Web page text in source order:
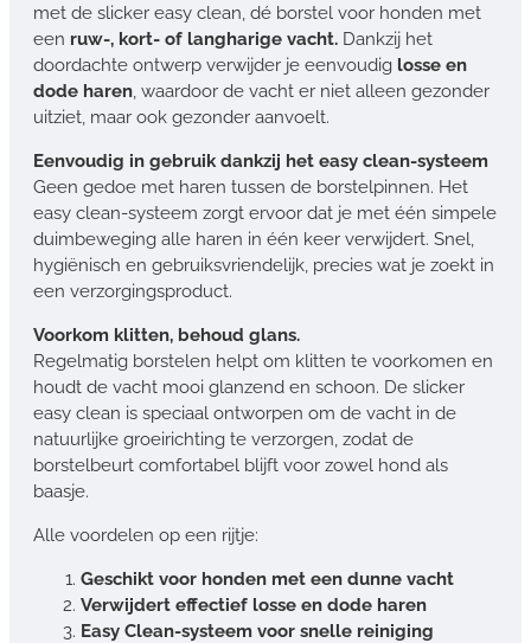
met de slicker easy clean, dé borstel voor honden met
een ruw-, kort- of langharige vacht. Dankzij het
doordachte ontwerp verwijder je eenvoudig losse en
dode haren, waardoor de vacht er niet alleen gezonder
uitziet, maar ook gezonder aanvoelt.
Eenvoudig in gebruik dankzij het easy clean-systeem
Geen gedoe met haren tussen de borstelpinnen. Het
easy clean-systeem zorgt ervoor dat je met één simpele
duimbeweging alle haren in één keer verwijdert. Snel,
hygiënisch en gebruiksvriendelijk, precies wat je zoekt in
een verzorgingsproduct.
Voorkom klitten, behoud glans.
Regelmatig borstelen helpt om klitten te voorkomen en
houdt de vacht mooi glanzend en schoon. De slicker
easy clean is speciaal ontworpen om de vacht in de
natuurlijke groeirichting te verzorgen, zodat de
borstelbeurt comfortabel blijft voor zowel hond als
baasje.
Alle voordelen op een rijtje:
Geschikt voor honden met een dunne vacht
Verwijdert effectief losse en dode haren
Easy Clean-systeem voor snelle reiniging